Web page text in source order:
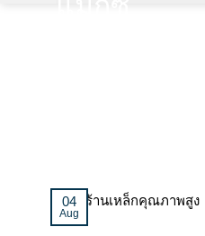
04
Aug